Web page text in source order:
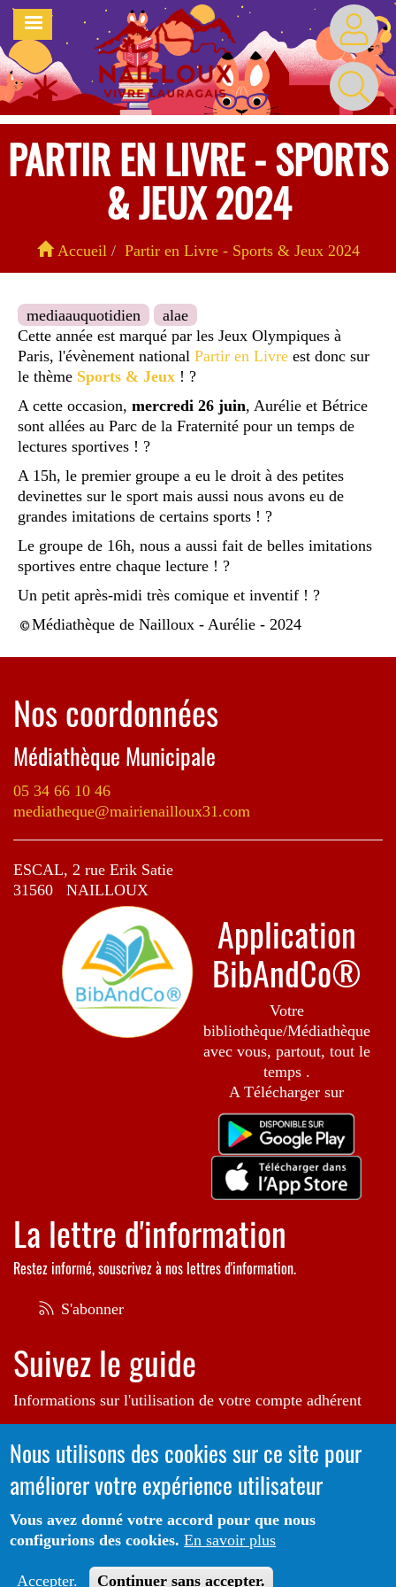
Aller
contenu
principal
MENU
PARTIR EN LIVRE - SPORTS
& JEUX 2024
Accueil Partir en Livre - Sports & Jeux 2024
mediaauquotidien
alae
Cette année est marqué par les Jeux Olympiques à
Paris, l'évènement national Partir en Livre est donc sur
le thème Sports & Jeux ! ?
A cette occasion, mercredi 26 juin, Aurélie et Bétrice
sont allées au Parc de la Fraternité pour un temps de
lectures sportives ! ?
A 15h, le premier groupe a eu le droit à des petites
devinettes sur le sport mais aussi nous avons eu de
grandes imitations de certains sports ! ?
Le groupe de 16h, nous a aussi fait de belles imitations
sportives entre chaque lecture ! ?
Un petit après-midi très comique et inventif ! ?
Médiathèque de Nailloux - Aurélie - 2024
Nos coordonnées
Médiathèque Municipale
05 34 66 10 46
mediatheque@mairienailloux31.com
ESCAL, 2 rue Erik Satie
31560 NAILLOUX
Application
BibAndCo®
Votre
bibliothèque/Médiathèque
avec vous, partout, tout le
temps .
A Télécharger sur
La lettre d'information
Restez informé, souscrivez à nos lettres d'information.
S'abonner
Suivez le guide
Informations sur l'utilisation de votre compte adhérent
Voir le guide
Autrice de l'illustration en bannière:Raphaëlle Michaud
Portail CoLibris® - Copyright© 2026 - LOGIQ Systèmes. Tous
droits réservés -Protection des données
Nous utilisons des cookies sur ce site pour
améliorer votre expérience utilisateur
Vous avez donné votre accord pour que nous
configurions des cookies. En savoir plus
Accepter. Continuer sans accepter.